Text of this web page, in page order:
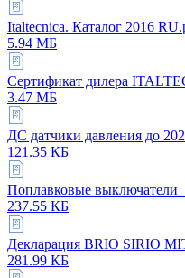
Italtecnica. Каталог 2016
5.94 МБ
Сертификат дилера
3.47 МБ
ДС датчики давления до
121.35 КБ
Поплавковые
237.55 КБ
Декларация BRIO SIRIO
281.99 КБ